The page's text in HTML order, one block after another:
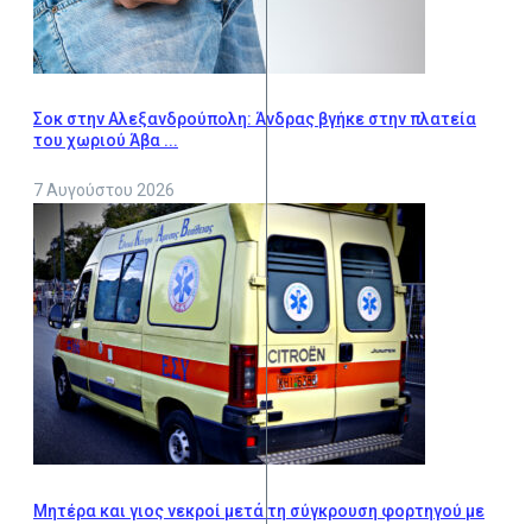
Σοκ στην Αλεξανδρούπολη: Άνδρας βγήκε στην πλατεία
του χωριού Άβα ...
7 Αυγούστου 2026
Μητέρα και γιος νεκροί μετά τη σύγκρουση φορτηγού με